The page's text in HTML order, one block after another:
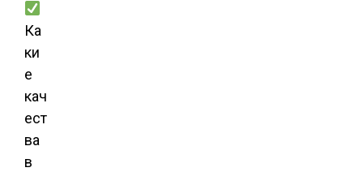
Ка
ки
е
кач
ест
ва
в